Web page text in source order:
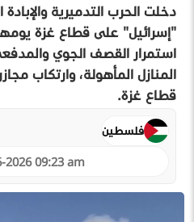
دخلت الحرب التدميرية
استمرار القصف الجوي
المنازل المأهولة، وارتكاب
قطاع غزة.
2026 09:23 am
فلسطين